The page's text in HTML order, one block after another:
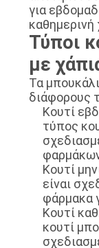
για
καθημερινή
Τύποι
με
Τα
διάφορους
Κουτί
τύπος
Κουτί
είναι
φάρμακα
Κουτί
κουτί